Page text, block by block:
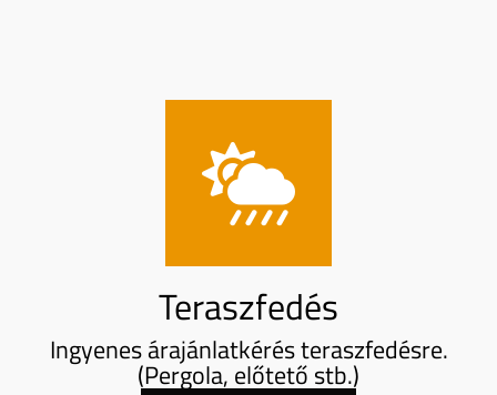
Teraszfedés
Ingyenes árajánlatkérés teraszfedésre.
(Pergola, előtető stb.)